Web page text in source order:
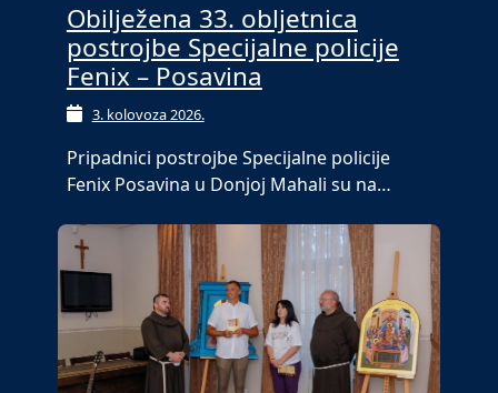
Obilježena 33. obljetnica
postrojbe Specijalne policije
Fenix – Posavina
3. kolovoza 2026.
Pripadnici postrojbe Specijalne policije
Fenix Posavina u Donjoj Mahali su na…